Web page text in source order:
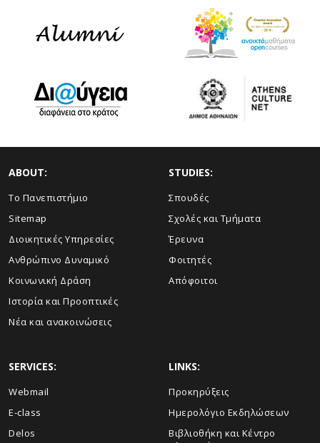
ABOUT:
Το Πανεπιστήμιο
Sitemap
Διοικητικές Υπηρεσίες
Ανθρώπινο Δυναμικό
Κοινωνική Δράση
Ιστορία και Προοπτικές
Νέα και ανακοινώσεις
STUDIES:
Σπουδές
Σχολές και Τμήματα
Έρευνα
Φοιτητές
Απόφοιτοι
SERVICES:
Webmail
E-class
Delos
LINKS:
Προκηρύξεις
Ημερολόγιο Εκδηλώσεων
Βιβλιοθήκη και Κέντρο